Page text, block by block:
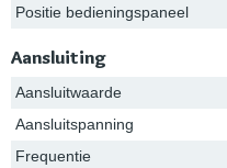
Positie bedieningspaneel
Aansluiting
Aansluitwaarde
Aansluitspanning
Frequentie